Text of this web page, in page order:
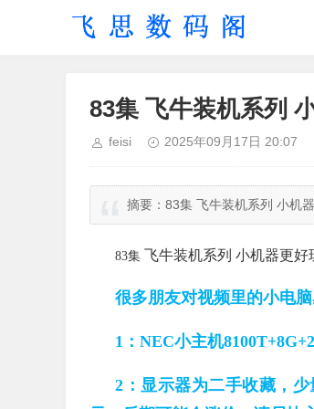
83集 飞牛装机系列
feisi 2025年09月17日 20:07
摘要： 83集 飞牛装机系列 小机
83集 飞牛装机系列 小机器更好
很多朋友对视频里的小电脑
1：NEC小主机
2：显示器为二手收藏，